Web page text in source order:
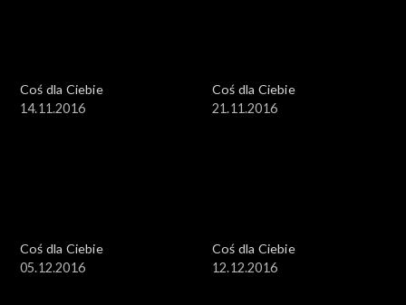
Coś dla Ciebie
14.11.2016
Coś dla Ciebie
21.11.2016
Coś dla Ciebie
05.12.2016
Coś dla Ciebie
12.12.2016